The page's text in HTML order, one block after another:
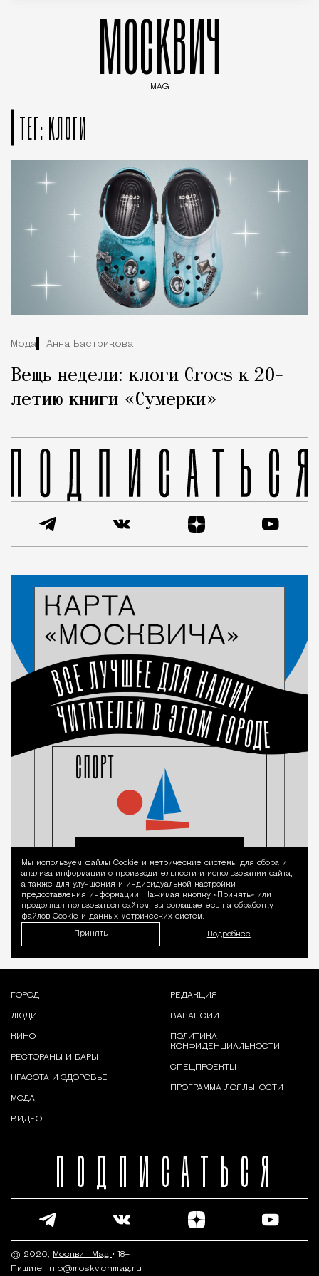
МОСКВИЧ
MAG
ТЕГ: КЛОГИ
Мода Анна Бастрикова
Вещь недели: клоги Crocs к 20-
летию книги «Сумерки»
Уведомление
Мы используем файлы Сookie и метрические системы для сбора и
анализа информации о производительности и использовании сайта,
а также для улучшения и индивидуальной настройки
предоставления информации. Нажимая кнопку «Принять» или
продолжая пользоваться сайтом, вы соглашаетесь на обработку
файлов Cookie и данных метрических систем.
Принять Подробнее
ПОДПИСАТЬСЯ
ГОРОД
ЛЮДИ
КИНО
РЕСТОРАНЫ И БАРЫ
КРАСОТА И ЗДОРОВЬЕ
МОДА
ВИДЕО
РЕДАКЦИЯ
ВАКАНСИИ
ПОЛИТИКА
КОНФИДЕНЦИАЛЬНОСТИ
СПЕЦПРОЕКТЫ
ПРОГРАММА ЛОЯЛЬНОСТИ
© 2026, Москвич Mag • 18+
Пишите: info@moskvichmag.ru